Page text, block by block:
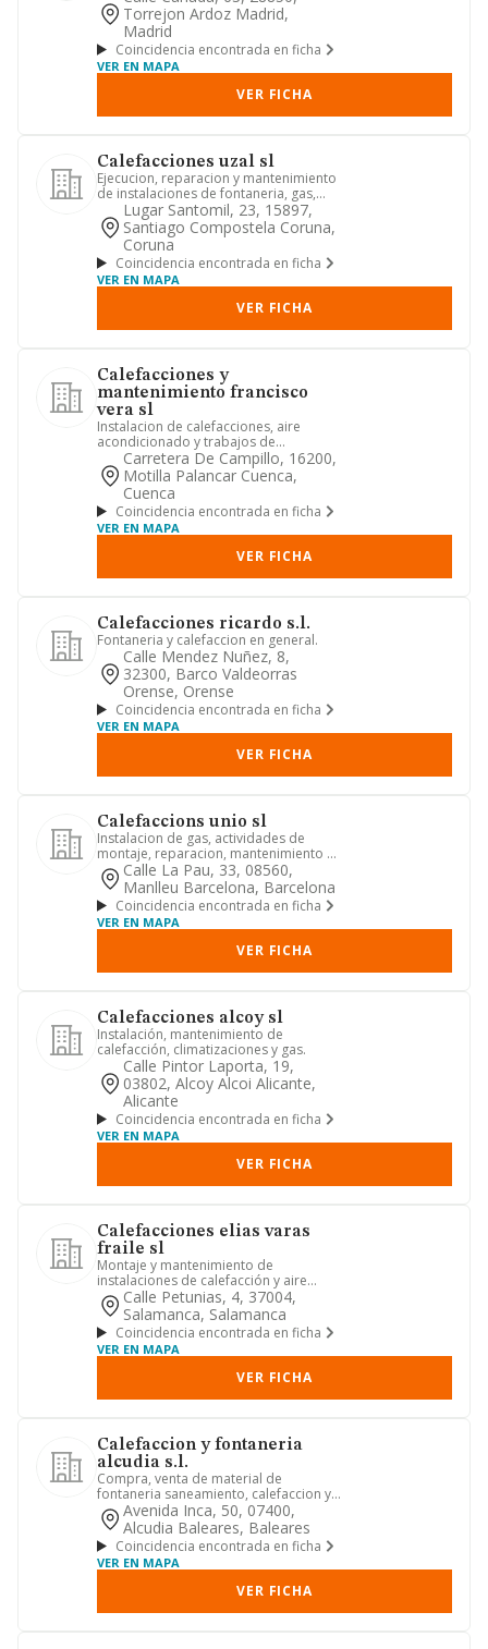
Torrejon Ardoz Madrid,
Madrid
Coincidencia encontrada en ficha
VER EN MAPA
VER FICHA
Calefacciones uzal sl
Ejecucion, reparacion y mantenimiento
de instalaciones de fontaneria, gas,
calefaccion, productos p...
Lugar Santomil, 23, 15897,
Santiago Compostela Coruna,
Coruna
Coincidencia encontrada en ficha
VER EN MAPA
VER FICHA
Calefacciones y
mantenimiento francisco
vera sl
Instalacion de calefacciones, aire
acondicionado y trabajos de
fontaneria general.
Carretera De Campillo, 16200,
Motilla Palancar Cuenca,
Cuenca
Coincidencia encontrada en ficha
VER EN MAPA
VER FICHA
Calefacciones ricardo s.l.
Fontaneria y calefaccion en general.
Calle Mendez Nuñez, 8,
32300, Barco Valdeorras
Orense, Orense
Coincidencia encontrada en ficha
VER EN MAPA
VER FICHA
Calefaccions unio sl
Instalacion de gas, actividades de
montaje, reparacion, mantenimiento y
revision de instalacion de ...
Calle La Pau, 33, 08560,
Manlleu Barcelona, Barcelona
Coincidencia encontrada en ficha
VER EN MAPA
VER FICHA
Calefacciones alcoy sl
Instalación, mantenimiento de
calefacción, climatizaciones y gas.
Calle Pintor Laporta, 19,
03802, Alcoy Alcoi Alicante,
Alicante
Coincidencia encontrada en ficha
VER EN MAPA
VER FICHA
Calefacciones elias varas
fraile sl
Montaje y mantenimiento de
instalaciones de calefacción y aire
acondicionado
Calle Petunias, 4, 37004,
Salamanca, Salamanca
Coincidencia encontrada en ficha
VER EN MAPA
VER FICHA
Calefaccion y fontaneria
alcudia s.l.
Compra, venta de material de
fontaneria saneamiento, calefaccion y
electricidad instalacion de cale...
Avenida Inca, 50, 07400,
Alcudia Baleares, Baleares
Coincidencia encontrada en ficha
VER EN MAPA
VER FICHA